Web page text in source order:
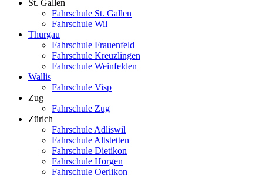
St. Gallen
Fahrschule St. Gallen
Fahrschule Wil
Thurgau
Fahrschule Frauenfeld
Fahrschule Kreuzlingen
Fahrschule Weinfelden
Wallis
Fahrschule Visp
Zug
Fahrschule Zug
Zürich
Fahrschule Adliswil
Fahrschule Altstetten
Fahrschule Dietikon
Fahrschule Horgen
Fahrschule Oerlikon